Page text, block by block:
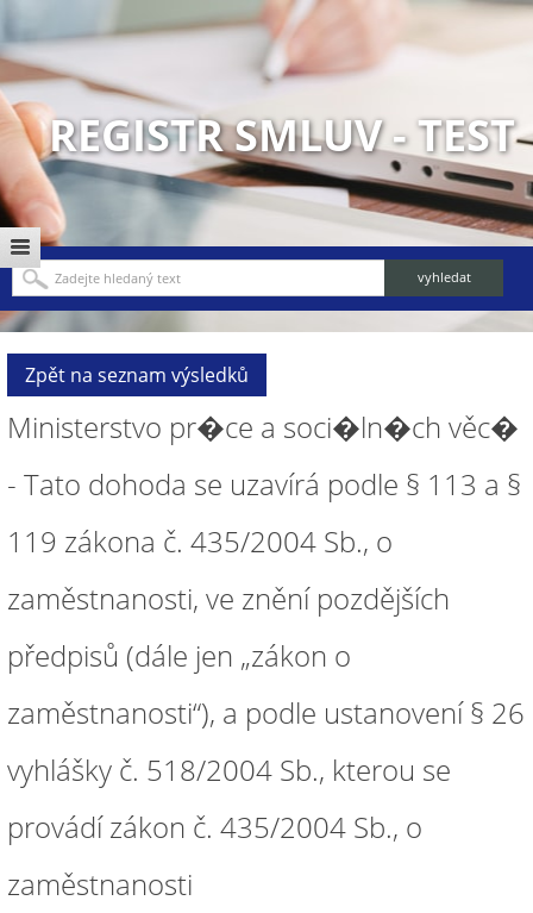
REGISTR SMLUV - TEST
Zpět na seznam výsledků
Ministerstvo pr�ce a soci�ln�ch věc�
- Tato dohoda se uzavírá podle § 113 a §
119 zákona č. 435/2004 Sb., o
zaměstnanosti, ve znění pozdějších
předpisů (dále jen „zákon o
zaměstnanosti“), a podle ustanovení § 26
vyhlášky č. 518/2004 Sb., kterou se
provádí zákon č. 435/2004 Sb., o
zaměstnanosti